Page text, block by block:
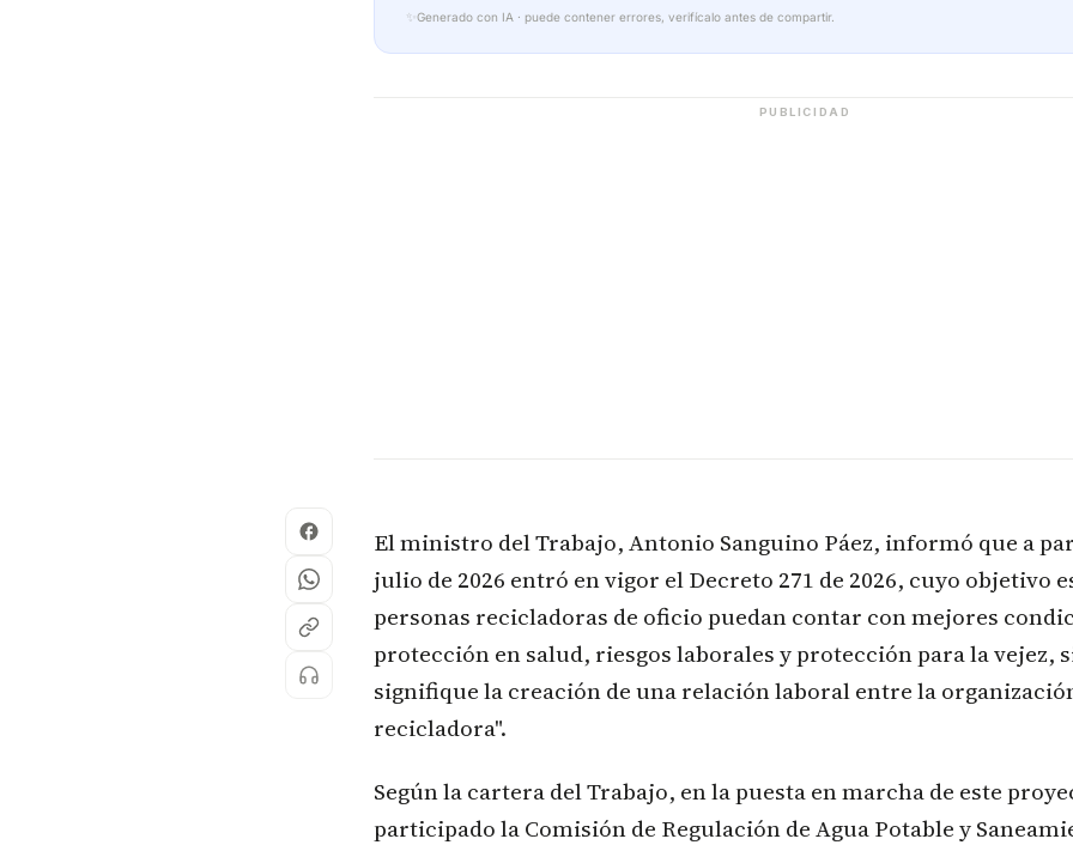
✨ Generado con IA · puede contener errores, verifícalo antes de compartir.
PUBLICIDAD
El ministro del Trabajo, Antonio Sanguino Páez, informó que a
julio de 2026 entró en vigor el Decreto 271 de 2026, cuyo objetivo
personas recicladoras de oficio puedan contar con mejores
protección en salud, riesgos laborales y protección para la vejez,
signifique la creación de una relación laboral entre la
recicladora".
Según la cartera del Trabajo, en la puesta en marcha de este
participado la Comisión de Regulación de Agua Potable y